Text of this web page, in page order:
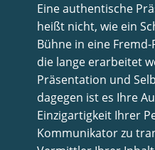
Eine authentische
heißt nicht, wie ein
Bühne in eine
die lange erarbeitet
Präsentation und
dagegen ist es Ihre
Einzigartigkeit Ihrer
Kommunikator zu